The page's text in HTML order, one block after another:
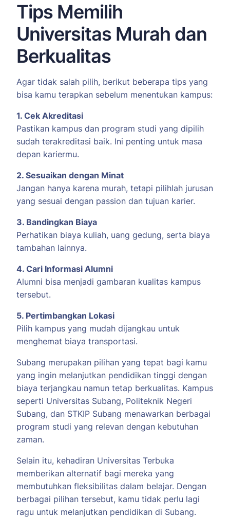
Tips Memilih
Universitas Murah dan
Berkualitas
Agar tidak salah pilih, berikut beberapa tips yang
bisa kamu terapkan sebelum menentukan kampus:
1. Cek Akreditasi
Pastikan kampus dan program studi yang dipilih
sudah terakreditasi baik. Ini penting untuk masa
depan kariermu.
2. Sesuaikan dengan Minat
Jangan hanya karena murah, tetapi pilihlah jurusan
yang sesuai dengan passion dan tujuan karier.
3. Bandingkan Biaya
Perhatikan biaya kuliah, uang gedung, serta biaya
tambahan lainnya.
4. Cari Informasi Alumni
Alumni bisa menjadi gambaran kualitas kampus
tersebut.
5. Pertimbangkan Lokasi
Pilih kampus yang mudah dijangkau untuk
menghemat biaya transportasi.
Subang merupakan pilihan yang tepat bagi kamu
yang ingin melanjutkan pendidikan tinggi dengan
biaya terjangkau namun tetap berkualitas. Kampus
seperti Universitas Subang, Politeknik Negeri
Subang, dan STKIP Subang menawarkan berbagai
program studi yang relevan dengan kebutuhan
zaman.
Selain itu, kehadiran Universitas Terbuka
memberikan alternatif bagi mereka yang
membutuhkan fleksibilitas dalam belajar. Dengan
berbagai pilihan tersebut, kamu tidak perlu lagi
ragu untuk melanjutkan pendidikan di Subang.